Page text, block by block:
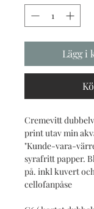
Lägg i
Cremevitt
print utav min
"Kunde-vara-
syrafritt papper.
på. inkl kuvert
cellofanpåse